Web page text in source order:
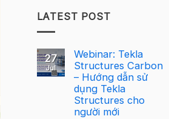
LATEST POST
27
Jul
Webinar: Tekla
Structures Carbon
– Hướng dẫn sử
dụng Tekla
Structures cho
người mới